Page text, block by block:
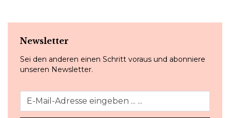
Newsletter
Sei den anderen einen Schritt voraus und abonniere
unseren Newsletter.